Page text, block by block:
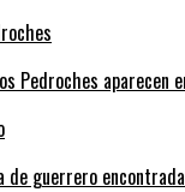
Pedroches
de guerrero